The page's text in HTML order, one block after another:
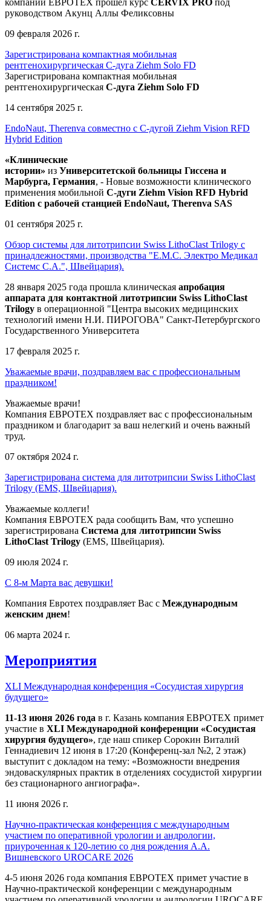
руководством Акунц Аллы Феликсовны
09 февраля 2026 г.
Зарегистрирована компактная мобильная
рентгенохирургическая С-дуга Ziehm Solo FD
Зарегистрирована компактная мобильная
рентгенохирургическая С-дуга Ziehm Solo FD
14 сентября 2025 г.
EndoNaut, Therenva совместно с С-дугой Ziehm Vision RFD
Hybrid Edition
«Клинические
истории» из Университетской больницы Гиссена и
Марбурга, Германия, - Новые возможности клинического
применения мобильной С-дуги Ziehm Vision RFD Hybrid
Edition с рабочей станцией EndoNaut, Therenva SAS
01 сентября 2025 г.
Обзор системы для литотрипсии Swiss LithoClast Trilogy с
принадлежностями, производства "Е.М.С. Электро Медикал
Системс С.А.", Швейцария).
28 января 2025 года прошла клиническая апробация
аппарата для контактной литотрипсии Swiss LithoClast
Trilogy в операционной "Центра высоких медицинских
технологий имени Н.И. ПИРОГОВА" Санкт-Петербургского
Государственного Университета
17 февраля 2025 г.
Уважаемые врачи, поздравляем вас с профессиональным
праздником!
Уважаемые врачи!
Компания ЕВРОТЕХ поздравляет вас с профессиональным
праздником и благодарит за ваш нелегкий и очень важный
труд.
07 октября 2024 г.
Зарегистрирована система для литотрипсии Swiss LithoClast
Trilogy (EMS, Швейцария).
Уважаемые коллеги!
Компания ЕВРОТЕХ рада сообщить Вам, что успешно
зарегистрирована Система для литотрипсии Swiss
LithoClast Trilogy (EMS, Швейцария).
09 июля 2024 г.
С 8-м Марта вас девушки!
Компания Евротех поздравляет Вас с Международным
женским днем!
06 марта 2024 г.
Мероприятия
XLI Международная конференция «Сосудистая хирургия
будущего»
11-13 июня 2026 года в г. Казань компания ЕВРОТЕХ примет
участие в XLI Международной конференции «Сосудистая
хирургия будущего», где наш спикер Сорокин Виталий
Геннадиевич 12 июня в 17:20 (Конференц-зал №2, 2 этаж)
выступит с докладом на тему: «Возможности внедрения
эндоваскулярных практик в отделениях сосудистой хирургии
без стационарного ангиографа».
11 июня 2026 г.
Научно-практическая конференция с международным
участием по оперативной урологии и андрологии,
приуроченная к 120-летию со дня рождения А.А.
Вишневского UROCARE 2026
4-5 июня 2026 года компания ЕВРОТЕХ примет участие в
Научно-практической конференции с международным